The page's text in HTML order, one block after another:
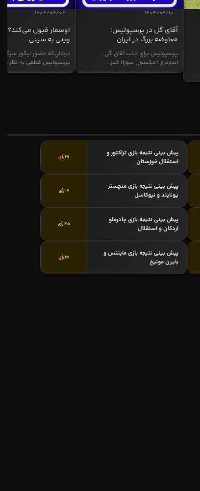
1404/09/10
آقای گل در پرسپولیس؛
معاوضه بزرگ در ایران
پرسپولیس برای جذب آقای گل
اندونزی (مکسول سوزا) خیز...
1404/09/04
اوسمار قبول می‌کند؟
وینی به سیتی
درحالی‌که حضور ایگور
پرسپولیس قطعی به نظر...
پیش بینی نتیجه بازی تراکتور و
استقلال خوزستان
69 رأی
پیش بینی نتیجه بازی منچستر
یونایتد و نیوکاسل
17 رأی
پیش بینی نتیجه بازی چادرملو
اردکان و استقلال
45 رأی
پیش بینی نتیجه بازی ماینتس و
بایرن مونیخ
27 رأی